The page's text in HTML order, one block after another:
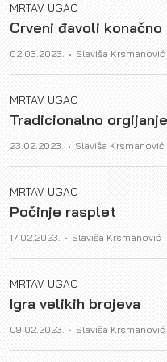
MRTAV UGAO
Crveni đavoli
02.03.2023. Author
Slaviša Krsmanović
MRTAV UGAO
Tradicionalno
23.02.2023. Author
Slaviša Krsmanović
MRTAV UGAO
Počinje rasplet
17.02.2023. Author
Slaviša Krsmanović
MRTAV UGAO
Igra velikih brojeva
09.02.2023. Author
Slaviša Krsmanović